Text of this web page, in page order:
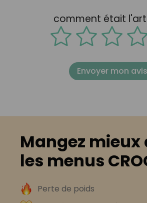
comment était
Envoyer mon avis
Mangez mieux
les menus
Perte de poids